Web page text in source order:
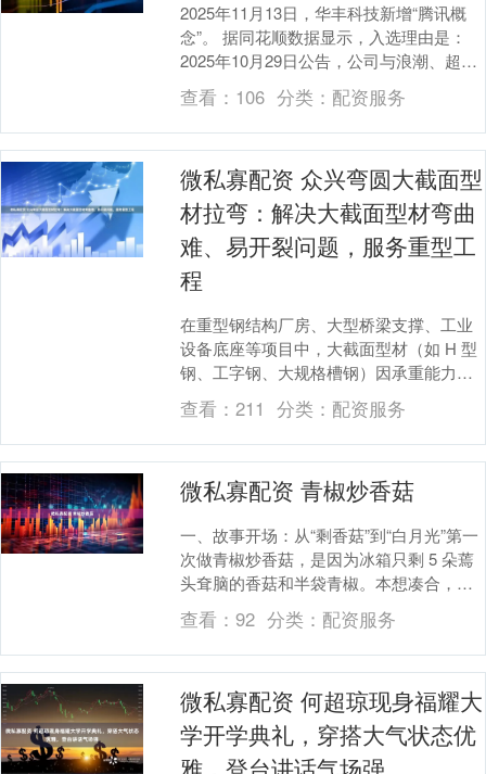
2025年11月13日，华丰科技新增“腾讯概
念”。 据同花顺数据显示，入选理由是：
2025年10月29日公告，公司与浪潮、超聚
变、曙光、华勤、中兴、新华三等设备....
查看： 106 分类： 配资服务
微私寡配资 众兴弯圆大截面型
材拉弯：解决大截面型材弯曲
难、易开裂问题，服务重型工
程
在重型钢结构厂房、大型桥梁支撑、工业
设备底座等项目中，大截面型材（如 H 型
钢、工字钢、大规格槽钢）因承重能力强
成为核心构件，但大截面型材拉弯一直是
行业难题 —....
查看：211 分类： 配资服务
微私寡配资 青椒炒香菇
一、故事开场：从“剩香菇”到“白月光”第一
次做青椒炒香菇，是因为冰箱只剩 5 朵蔫
头耷脑的香菇和半袋青椒。本想凑合，结
果出锅那一刻，绿得发亮、黑得闪光的菜
片堆在....
查看：92 分类： 配资服务
微私寡配资 何超琼现身福耀大
学开学典礼，穿搭大气状态优
雅，登台讲话气场强